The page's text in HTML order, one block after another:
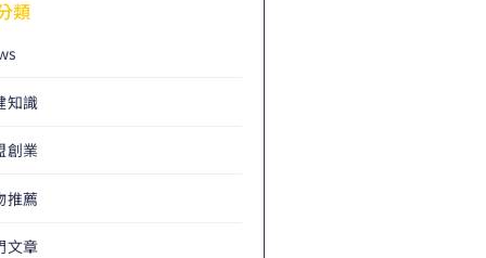
類
知識
創業
推薦
文章